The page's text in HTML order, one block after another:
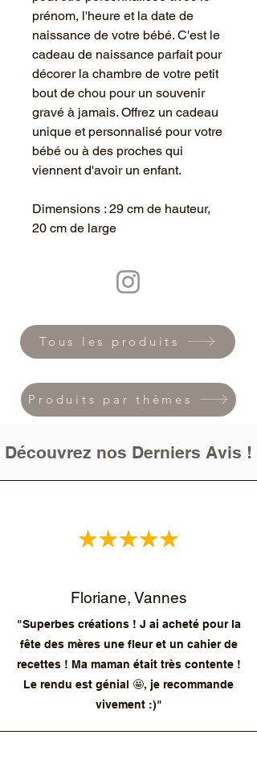
prénom, l'heure et la date de
naissance de votre bébé. C'est le
cadeau de naissance parfait pour
décorer la chambre de votre petit
bout de chou pour un souvenir
gravé à jamais. Offrez un cadeau
unique et personnalisé pour votre
bébé ou à des proches qui
viennent d'avoir un enfant.
Dimensions : 29 cm de hauteur,
20 cm de large
Tous les produits
Produits par thèmes
Découvrez nos Derniers Avis !
Floriane, Vannes
"Superbes créations ! J ai acheté pour la
fête des mères une fleur et un cahier de
recettes ! Ma maman était très contente !
Le rendu est génial 🤩, je recommande
vivement :)"